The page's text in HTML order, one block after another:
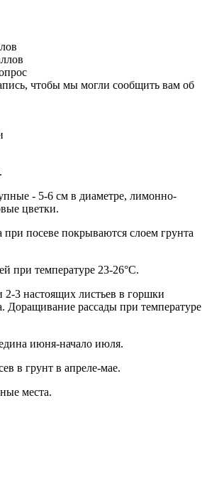
чтобы мы могли сообщить вам об
- 5-6 см в диаметре, лимонно-
цветки.
при посеве покрываются слоем грунта
при температуре 23-26°С.
2-3 настоящих листьев в горшки
Доращивание рассады при температуре
июня-начало июля.
в грунт в апреле-мае.
места.